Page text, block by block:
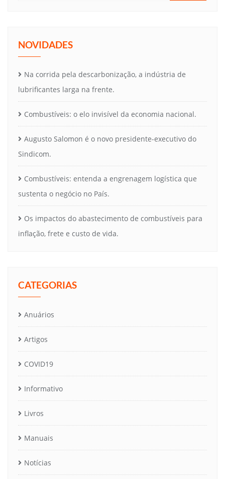
NOVIDADES
Na corrida pela descarbonização, a indústria de
lubrificantes larga na frente.
Combustíveis: o elo invisível da economia nacional.
Augusto Salomon é o novo presidente-executivo do
Sindicom.
Combustíveis: entenda a engrenagem logística que
sustenta o negócio no País.
Os impactos do abastecimento de combustíveis para
inflação, frete e custo de vida.
CATEGORIAS
Anuários
Artigos
COVID19
Informativo
Livros
Manuais
Notícias